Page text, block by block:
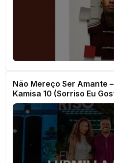
Não Mereço Ser Amante
Kamisa 10 (Sorriso Eu